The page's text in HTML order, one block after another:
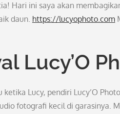
Hari ini saya akan
daun. https://lucyophoto.com
Lucy’O
Lucy, pendiri Lucy’O
fotografi kecil di garasinya.